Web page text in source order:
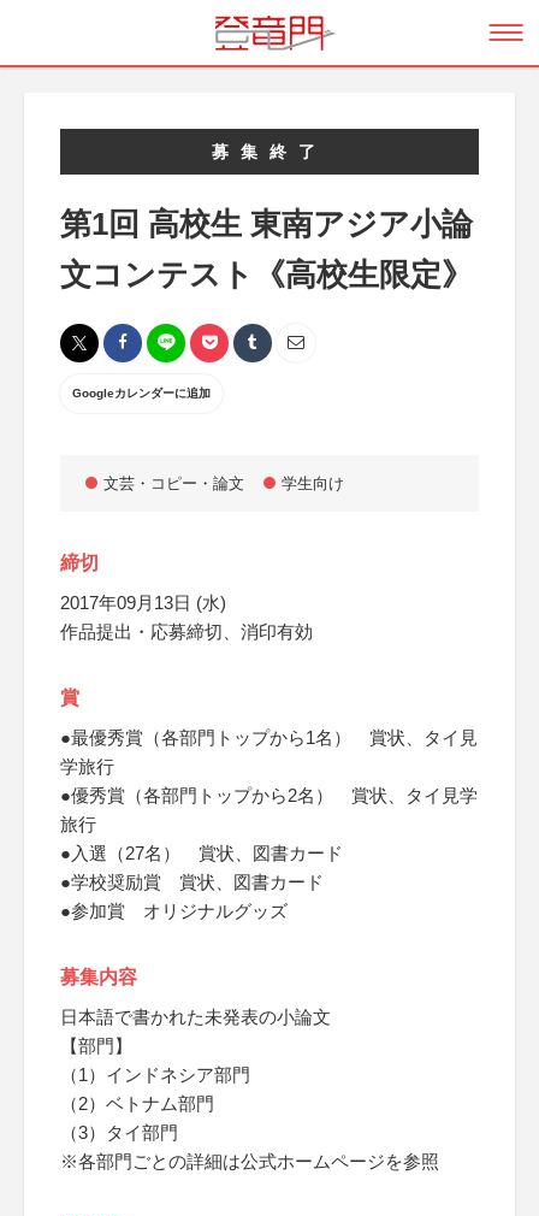
募集終了
第1回 高校生 東南アジア小論
文コンテスト《高校生限定》
Googleカレンダーに追加
文芸・コピー・論文 学生向け
締切
2017年09月13日 (水)
作品提出・応募締切、消印有効
賞
●最優秀賞（各部門トップから1名） 賞状、タイ見
学旅行
●優秀賞（各部門トップから2名） 賞状、タイ見学
旅行
●入選（27名） 賞状、図書カード
●学校奨励賞 賞状、図書カード
●参加賞 オリジナルグッズ
募集内容
日本語で書かれた未発表の小論文
【部門】
（1）インドネシア部門
（2）ベトナム部門
（3）タイ部門
※各部門ごとの詳細は公式ホームページを参照